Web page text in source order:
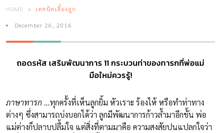
HOME เทคนิคเลี้ยงลูก
December 26, 2016
ถอดรหัส เสริมพัฒนาการ 11 กระบวนท่าของทารกที่พ่อแม่
มือใหม่ควรรู้!
ภาษาทารก …ทุกครั้งที่เห็นลูกยิ้ม หัวเราะ ร้องไห้ หรือทำท่าทาง
ต่างๆ ซึ่งสามารถบ่งบอกได้ว่า ลูกมีพัฒนาการก้าวล้ำมาอีกขั้น พ่อ
แม่ต่างก็ปลาบปลื้มใจ แต่สิ่งที่ตามมาคือ ความสงสัยปนแปลกใจว่า